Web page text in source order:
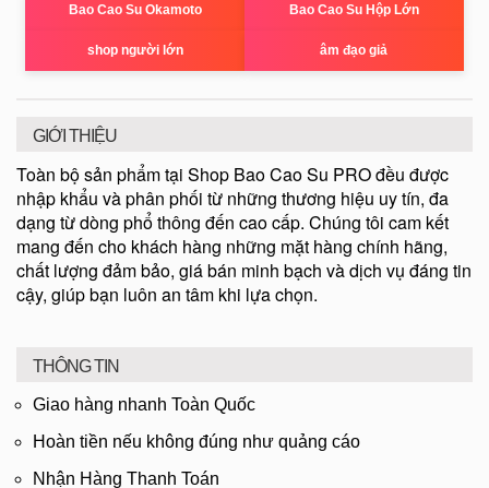
Bao Cao Su Okamoto Bao Cao Su Hộp Lớn
shop người lớn âm đạo giả
GIỚI THIỆU
Toàn bộ sản phẩm tại Shop Bao Cao Su PRO đều được
nhập khẩu và phân phối từ những thương hiệu uy tín, đa
dạng từ dòng phổ thông đến cao cấp. Chúng tôi cam kết
mang đến cho khách hàng những mặt hàng chính hãng,
chất lượng đảm bảo, giá bán minh bạch và dịch vụ đáng tin
cậy, giúp bạn luôn an tâm khi lựa chọn.
THÔNG TIN
Giao hàng nhanh Toàn Quốc
Hoàn tiền nếu không đúng như quảng cáo
Nhận Hàng Thanh Toán